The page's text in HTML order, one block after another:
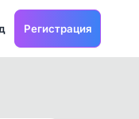
Регистрация